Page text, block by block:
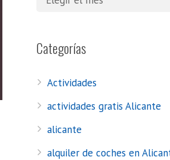
Categorías
Actividades
actividades gratis Alicante
alicante
alquiler de coches en